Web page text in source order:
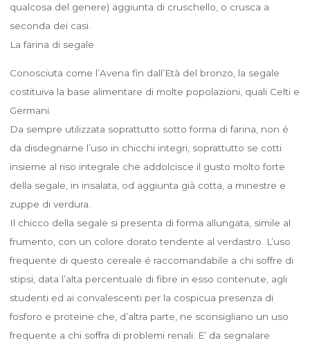
qualcosa del genere) aggiunta di cruschello, o crusca a
seconda dei casi.
La farina di segale
Conosciuta come l’Avena fin dall’Età del bronzo, la segale
costituiva la base alimentare di molte popolazioni, quali Celti e
Germani.
Da sempre utilizzata soprattutto sotto forma di farina, non é
da disdegnarne l’uso in chicchi integri, soprattutto se cotti
insieme al riso integrale che addolcisce il gusto molto forte
della segale, in insalata, od aggiunta già cotta, a minestre e
zuppe di verdura.
Il chicco della segale si presenta di forma allungata, simile al
frumento, con un colore dorato tendente al verdastro. L’uso
frequente di questo cereale é raccomandabile a chi soffre di
stipsi, data l’alta percentuale di fibre in esso contenute, agli
studenti ed ai convalescenti per la cospicua presenza di
fosforo e proteine che, d’altra parte, ne sconsigliano un uso
frequente a chi soffra di problemi renali. E’ da segnalare